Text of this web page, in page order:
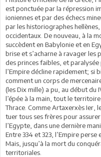
est ponctuée par la répression
ioniennes et par des échecs
par les historiographes
occidentaux. De nouveau, à la
succèdent en Babylonie et en
brise et s’acharne à ravager les
des princes faibles, et
l’Empire décline rapidement; si
comment un corps de
(les Dix mille) a pu, au début du
l’épée à la main, tout le
Thrace. Comme Artaxerxès Ier,
tuer tous ses frères pour
l’Egypte, dans une dernière
Entre 334 et 323, l’Empire
Mais, jusqu’à la mort du
territoriales.